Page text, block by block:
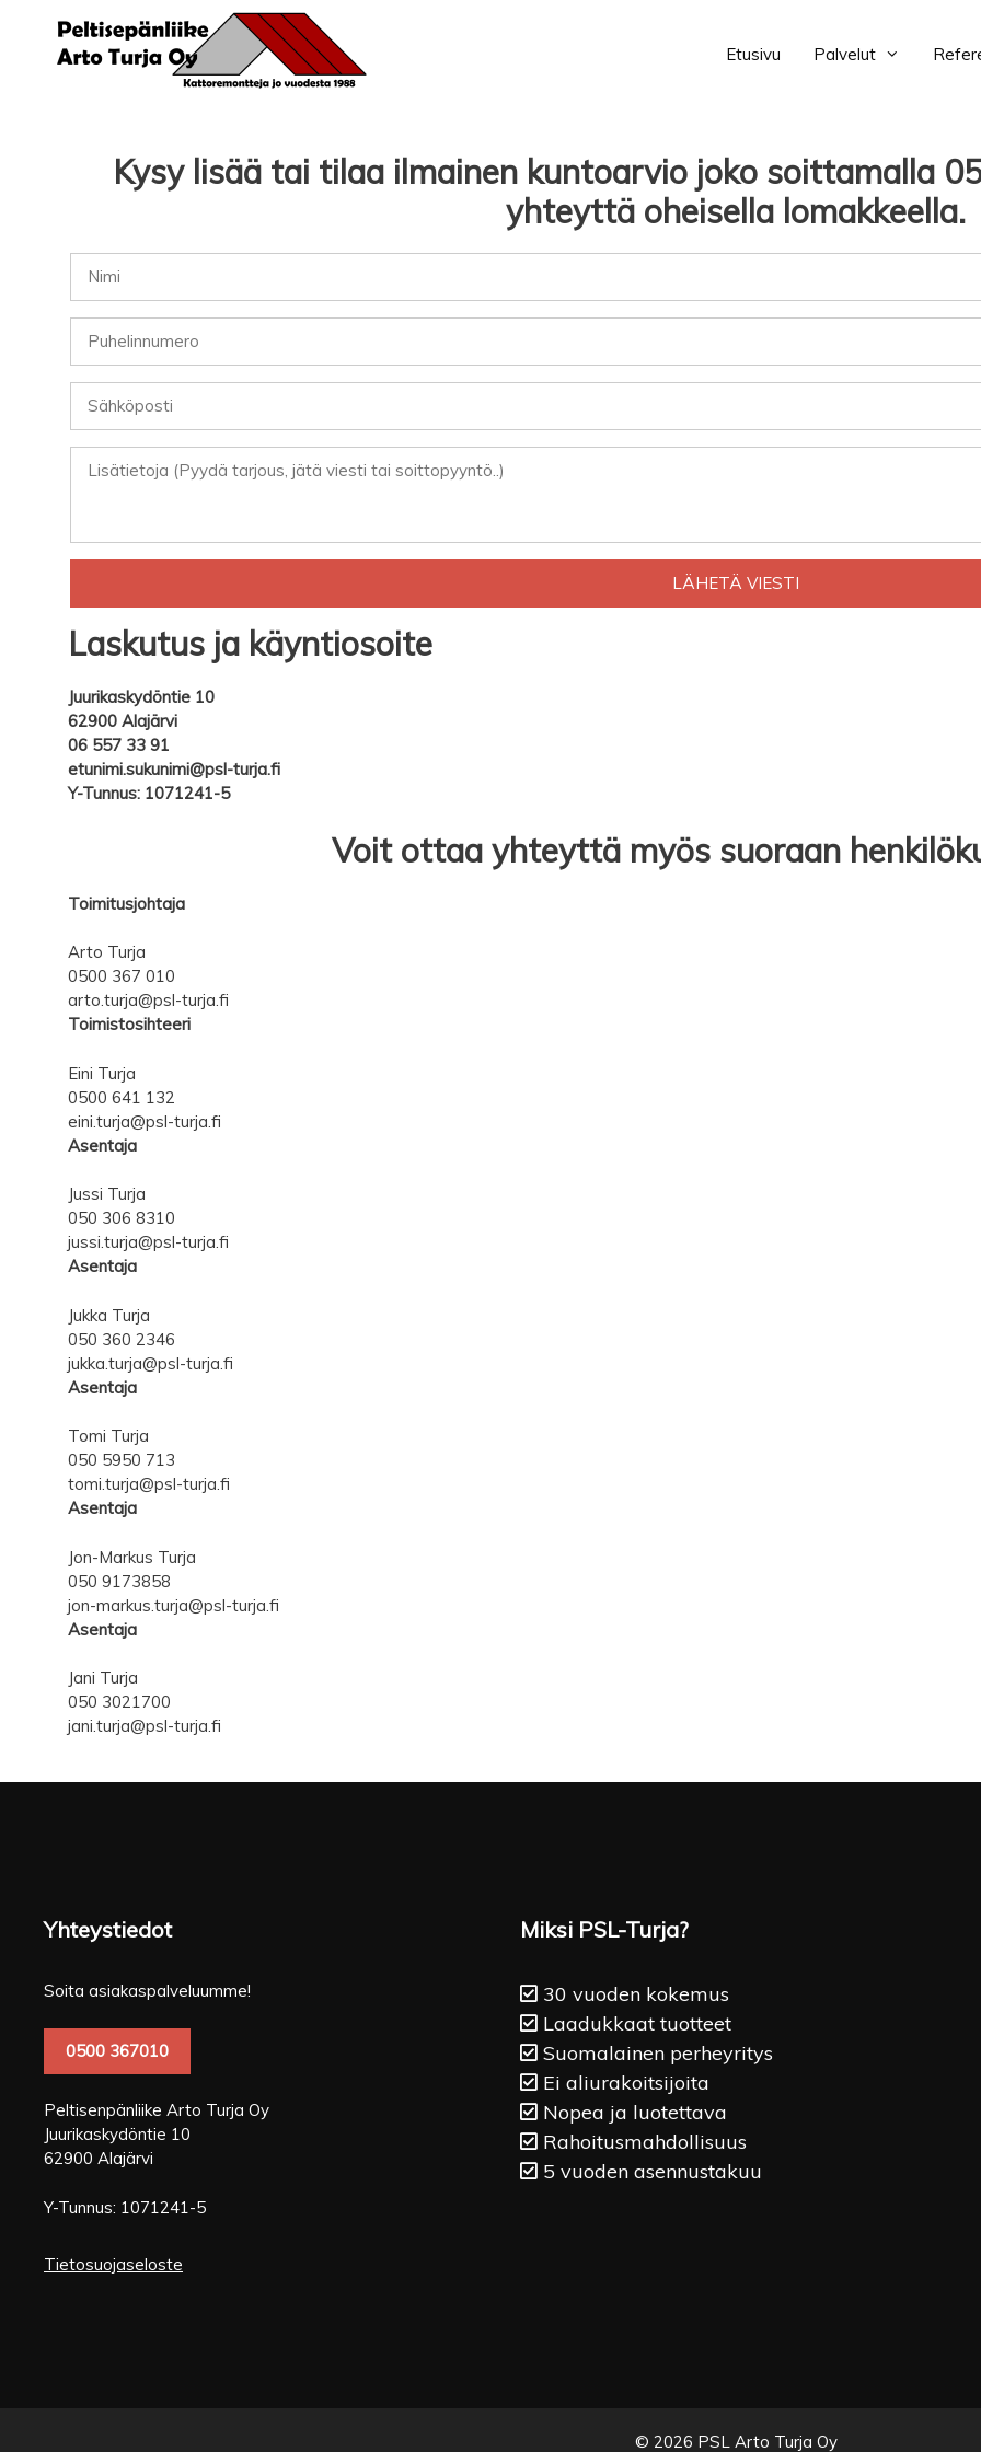
sisältöön
Etusivu
Palvelut
Kysy lisää tai tilaa ilmainen kuntoarvio joko soittamalla
yhteyttä oheisella lomakkeella.
Laskutus ja käyntiosoite
Juurikaskydöntie 10
62900 Alajärvi
06 557 33 91
etunimi.sukunimi@psl-turja.fi
Y-Tunnus: 1071241-5
Voit ottaa yhteyttä myös suoraan
Toimitusjohtaja
Arto Turja
0500 367 010
arto.turja@psl-turja.fi
Toimistosihteeri
Eini Turja
0500 641 132
eini.turja@psl-turja.fi
Asentaja
Jussi Turja
050 306 8310
jussi.turja@psl-turja.fi
Asentaja
Jukka Turja
050 360 2346
jukka.turja@psl-turja.fi
Asentaja
Tomi Turja
050 5950 713
tomi.turja@psl-turja.fi
Asentaja
Jon-Markus Turja
050 9173858
jon-markus.turja@psl-turja.fi
Asentaja
Jani Turja
050 3021700
jani.turja@psl-turja.fi
Yhteystiedot
Soita asiakaspalveluumme!
0500 367010
Peltisenpänliike Arto Turja Oy
Juurikaskydöntie 10
62900 Alajärvi
Y-Tunnus: 1071241-5
Tietosuojaseloste
Miksi PSL-Turja?
30 vuoden kokemus
Laadukkaat tuotteet
Suomalainen perheyritys
Ei aliurakoitsijoita
Nopea ja luotettava
Rahoitusmahdollisuus
5 vuoden asennustakuu
© 2026 PSL Arto Turja Oy